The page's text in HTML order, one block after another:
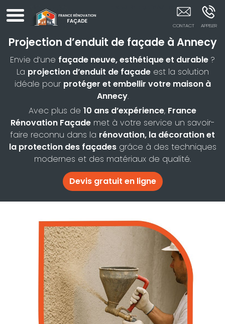
Travaux De Façade Aix-Les-Bains
Projection d’enduit de façade à Annecy
Envie d’une façade neuve, esthétique et durable ?
La projection d’enduit de façadeest la solution
idéale pour protéger et embellir votre maison à
Annecy.
Avec plus de 10 ans d’expérience, France
Rénovation Façademet à votre service un savoir-
faire reconnu dans la rénovation, la décoration et
la protection des façadesgrâce à des techniques
modernes et des matériaux de qualité.
Devis gratuit en ligne